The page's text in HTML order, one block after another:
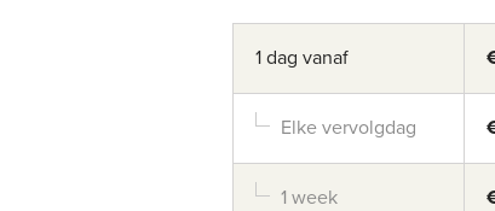
1 dag vanaf
Elke vervolgdag
1 week